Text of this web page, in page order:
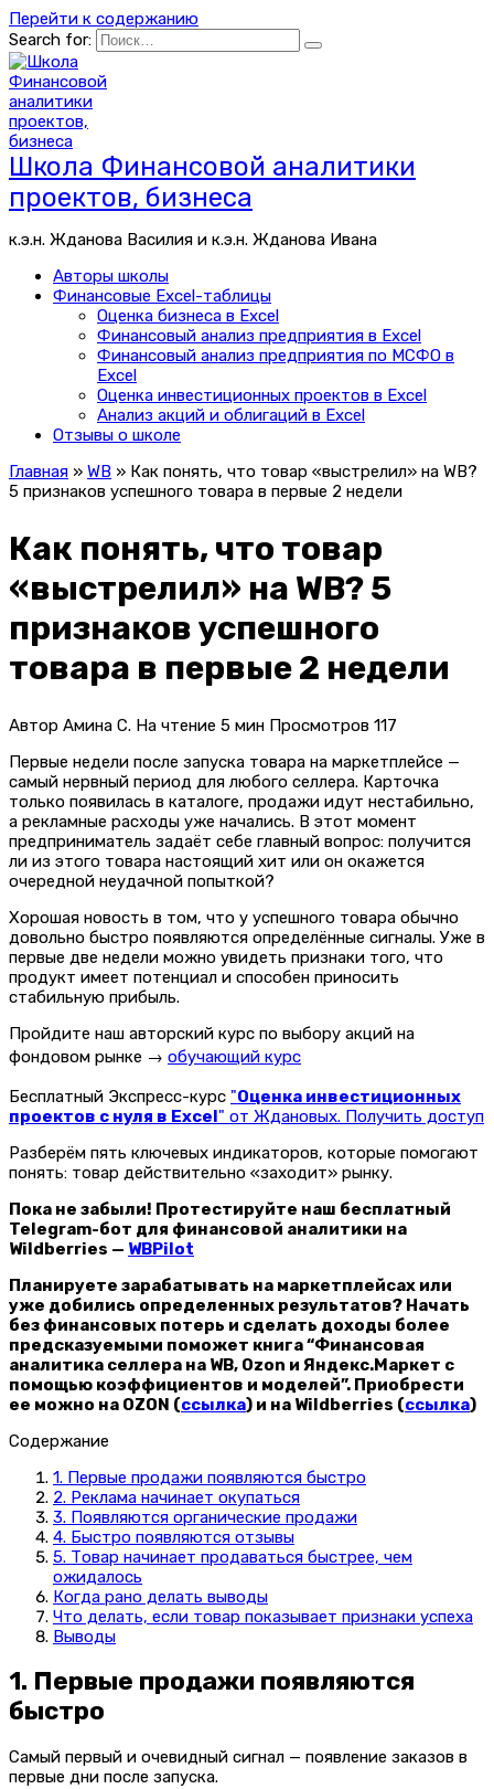
Перейти к содержанию
Search for:
Школа Финансовой аналитики
проектов, бизнеса
к.э.н. Жданова Василия и к.э.н. Жданова Ивана
Авторы школы
Финансовые Excel-таблицы
Оценка бизнеса в Excel
Финансовый анализ предприятия в Excel
Финансовый анализ предприятия по МСФО в
Excel
Оценка инвестиционных проектов в Excel
Анализ акций и облигаций в Excel
Отзывы о школе
Главная » WB » Как понять, что товар «выстрелил» на WB?
5 признаков успешного товара в первые 2 недели
Как понять, что товар
«выстрелил» на WB? 5
признаков успешного
товара в первые 2 недели
Автор Амина С. На чтение 5 мин Просмотров 117
Первые недели после запуска товара на маркетплейсе —
самый нервный период для любого селлера. Карточка
только появилась в каталоге, продажи идут нестабильно,
а рекламные расходы уже начались. В этот момент
предприниматель задаёт себе главный вопрос: получится
ли из этого товара настоящий хит или он окажется
очередной неудачной попыткой?
Хорошая новость в том, что у успешного товара обычно
довольно быстро появляются определённые сигналы. Уже в
первые две недели можно увидеть признаки того, что
продукт имеет потенциал и способен приносить
стабильную прибыль.
Пройдите наш авторский курс по выбору акций на
фондовом рынке → обучающий курс
Бесплатный Экспресс-курс "Оценка инвестиционных
проектов с нуля в Excel" от Ждановых. Получить доступ
Разберём пять ключевых индикаторов, которые помогают
понять: товар действительно «заходит» рынку.
Пока не забыли! Протестируйте наш бесплатный
Telegram-бот для финансовой аналитики на
Wildberries — WBPilot
Планируете зарабатывать на маркетплейсах или
уже добились определенных результатов? Начать
без финансовых потерь и сделать доходы более
предсказуемыми поможет книга “Финансовая
аналитика селлера на WB, Ozon и Яндекс.Маркет с
помощью коэффициентов и моделей”. Приобрести
ее можно на OZON (ссылка) и на Wildberries (ссылка)
Содержание
1. Первые продажи появляются быстро
2. Реклама начинает окупаться
3. Появляются органические продажи
4. Быстро появляются отзывы
5. Товар начинает продаваться быстрее, чем
ожидалось
Когда рано делать выводы
Что делать, если товар показывает признаки успеха
Выводы
1. Первые продажи появляются
быстро
Самый первый и очевидный сигнал — появление заказов в
первые дни после запуска.